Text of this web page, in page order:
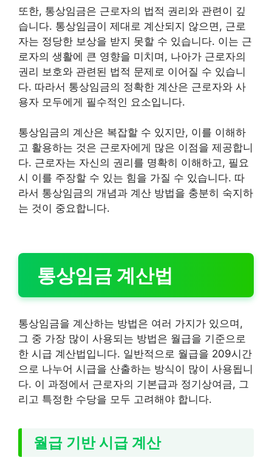
또한, 통상임금은 근로자의 법적 권리와 관련이 깊
습니다. 통상임금이 제대로 계산되지 않으면, 근로
자는 정당한 보상을 받지 못할 수 있습니다. 이는 근
로자의 생활에 큰 영향을 미치며, 나아가 근로자의
권리 보호와 관련된 법적 문제로 이어질 수 있습니
다. 따라서 통상임금의 정확한 계산은 근로자와 사
용자 모두에게 필수적인 요소입니다.
통상임금의 계산은 복잡할 수 있지만, 이를 이해하
고 활용하는 것은 근로자에게 많은 이점을 제공합니
다. 근로자는 자신의 권리를 명확히 이해하고, 필요
시 이를 주장할 수 있는 힘을 가질 수 있습니다. 따
라서 통상임금의 개념과 계산 방법을 충분히 숙지하
는 것이 중요합니다.
통상임금 계산법
통상임금을 계산하는 방법은 여러 가지가 있으며,
그 중 가장 많이 사용되는 방법은 월급을 기준으로
한 시급 계산법입니다. 일반적으로 월급을 209시간
으로 나누어 시급을 산출하는 방식이 많이 사용됩니
다. 이 과정에서 근로자의 기본급과 정기상여금, 그
리고 특정한 수당을 모두 고려해야 합니다.
월급 기반 시급 계산